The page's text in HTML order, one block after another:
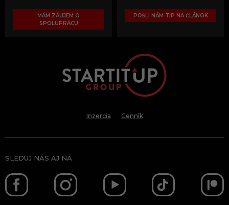
MÁM ZÁUJEM O
SPOLUPRÁCU
POŠLI NÁM TIP NA ČLÁNOK
Inzercia Cenník
SLEDUJ NÁS AJ NA